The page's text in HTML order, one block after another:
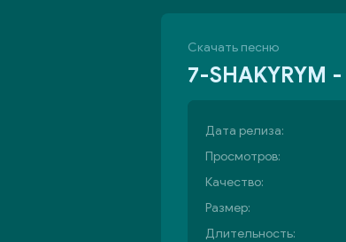
Скачать песню
7-SHAKYRYM
Дата релиза:
Просмотров:
Качество:
Размер:
Длительность: